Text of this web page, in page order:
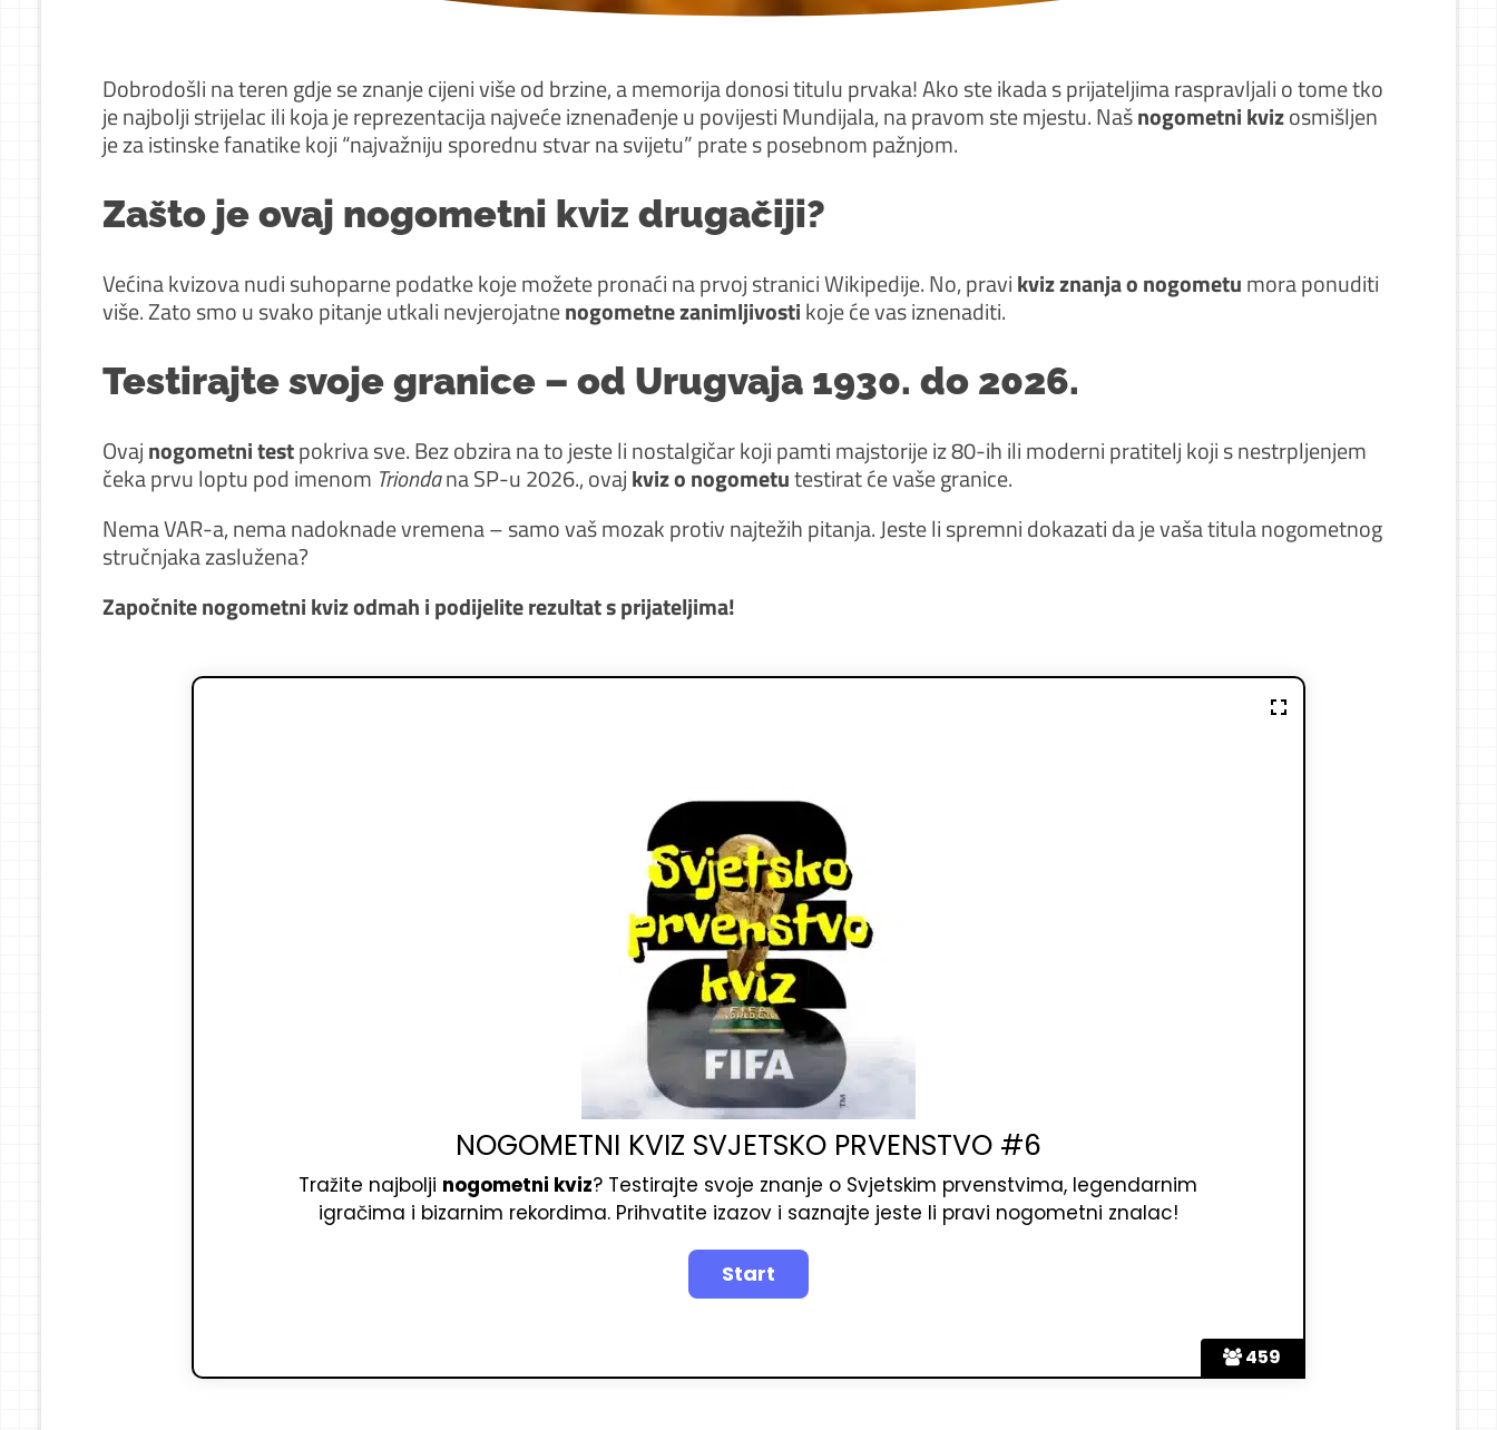
Dobrodošli na teren gdje se znanje cijeni više od brzine, a memorija donosi titulu prvaka! Ako ste ikada s prijateljima raspravljali o tome tko
je najbolji strijelac ili koja je reprezentacija najveće iznenađenje u povijesti Mundijala, na pravom ste mjestu. Našnogometni kvizosmišljen
je za istinske fanatike koji “najvažniju sporednu stvar na svijetu” prate s posebnom pažnjom.
Zašto je ovaj nogometni kviz drugačiji?
Većina kvizova nudi suhoparne podatke koje možete pronaći na prvoj stranici Wikipedije. No, pravikviz znanja o nogometumora ponuditi
više. Zato smo u svako pitanje utkali nevjerojatnenogometne zanimljivostikoje će vas iznenaditi.
Testirajte svoje granice – od Urugvaja 1930. do 2026.
Ovajnogometni testpokriva sve. Bez obzira na to jeste li nostalgičar koji pamti majstorije iz 80-ih ili moderni pratitelj koji s nestrpljenjem
čeka prvu loptu pod imenom Triondana SP-u 2026., ovajkviz o nogometutestirat će vaše granice.
Nema VAR-a, nema nadoknade vremena – samo vaš mozak protiv najtežih pitanja. Jeste li spremni dokazati da je vaša titula nogometnog
stručnjaka zaslužena?
Započnite nogometni kviz odmah i podijelite rezultat s prijateljima!
459
NOGOMETNI KVIZ SVJETSKO PRVENSTVO #6
Tražite najbolji nogometni kviz? Testirajte svoje znanje o Svjetskim prvenstvima, legendarnim
igračima i bizarnim rekordima. Prihvatite izazov i saznajte jeste li pravi nogometni znalac!